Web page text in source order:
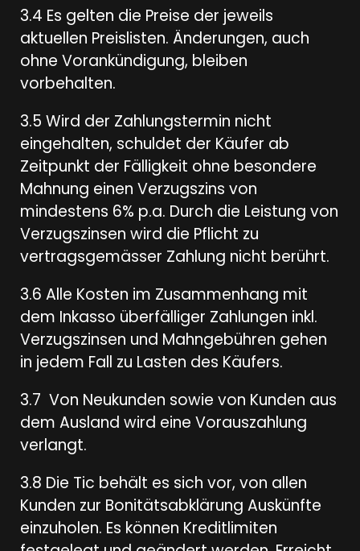
3.4 Es gelten die Preise der jeweils
aktuellen Preislisten. Änderungen, auch
ohne Vorankündigung, bleiben
vorbehalten.
3.5 Wird der Zahlungstermin nicht
eingehalten, schuldet der Käufer ab
Zeitpunkt der Fälligkeit ohne besondere
Mahnung einen Verzugszins von
mindestens 6% p.a. Durch die Leistung von
Verzugszinsen wird die Pflicht zu
vertragsgemässer Zahlung nicht berührt.
3.6 Alle Kosten im Zusammenhang mit
dem Inkasso überfälliger Zahlungen inkl.
Verzugszinsen und Mahngebühren gehen
in jedem Fall zu Lasten des Käufers.
3.7 Von Neukunden sowie von Kunden aus
dem Ausland wird eine Vorauszahlung
verlangt.
3.8 Die Tic behält es sich vor, von allen
Kunden zur Bonitätsabklärung Auskünfte
einzuholen. Es können Kreditlimiten